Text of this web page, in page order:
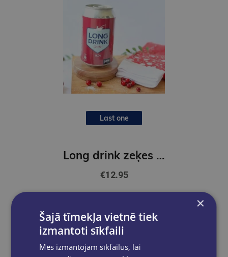
Last one
Long drink zeķes 40-46 sarkanas
€12.95
×
Šajā tīmekļa vietnē tiek
izmantoti sīkfaili
Mēs izmantojam sīkfailus, lai